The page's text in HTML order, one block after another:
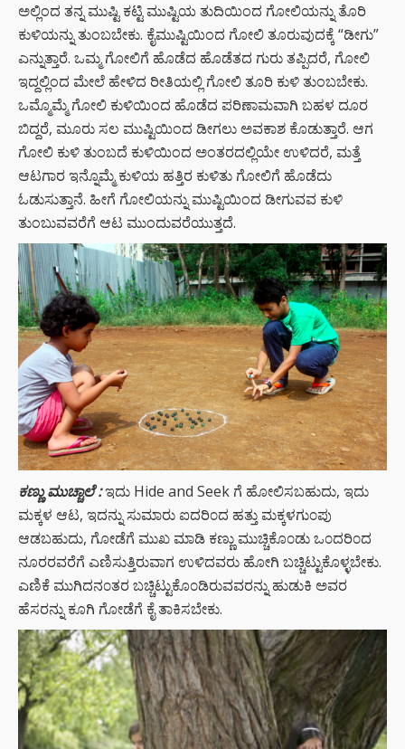
ಅಲ್ಲಿಂದ ತನ್ನ ಮುಷ್ಟಿ ಕಟ್ಟಿ ಮುಷ್ಟಿಯ ತುದಿಯಿಂದ ಗೋಲಿಯನ್ನು ತೊರಿ
ಕುಳಿಯನ್ನು ತುಂಬಬೇಕು. ಕೈಮುಷ್ಟಿಯಿಂದ ಗೋಲಿ ತೂರುವುದಕ್ಕೆ “ಡೀಗು”
ಎನ್ನುತ್ತಾರೆ. ಒಮ್ಮ ಗೋಲಿಗೆ ಹೊಡೆದ ಹೊಡೆತದ ಗುರು ತಪ್ಪಿದರೆ, ಗೋಲಿ
ಇದ್ದಲ್ಲಿಂದ ಮೇಲೆ ಹೇಳಿದ ರೀತಿಯಲ್ಲಿ ಗೋಲಿ ತೂರಿ ಕುಳಿ ತುಂಬಬೇಕು.
ಒಮ್ಮೊಮ್ಮೆ ಗೋಲಿ ಕುಳಿಯಿಂದ ಹೊಡೆದ ಪರಿಣಾಮವಾಗಿ ಬಹಳ ದೂರ
ಬಿದ್ದರೆ, ಮೂರು ಸಲ ಮುಷ್ಟಿಯಿಂದ ಡೀಗಲು ಅವಕಾಶ ಕೊಡುತ್ತಾರೆ. ಆಗ
ಗೋಲಿ ಕುಳಿ ತುಂಬದೆ ಕುಳಿಯಿಂದ ಅಂತರದಲ್ಲಿಯೇ ಉಳಿದರೆ, ಮತ್ತೆ
ಆಟಗಾರ ಇನ್ನೊಮ್ಮೆ ಕುಳಿಯ ಹತ್ತಿರ ಕುಳಿತು ಗೋಲಿಗೆ ಹೊಡೆದು
ಓಡುಸುತ್ತಾನೆ. ಹೀಗೆ ಗೋಲಿಯನ್ನು ಮುಷ್ಟಿಯಿಂದ ಡೀಗುವವ ಕುಳಿ
ತುಂಬುವವರೆಗೆ ಆಟ ಮುಂದುವರೆಯುತ್ತದೆ.
ಕಣ್ಣು ಮುಚ್ಚಾಲೆ :ಇದು Hide and Seek ಗೆ ಹೋಲಿಸಬಹುದು, ಇದು
ಮಕ್ಕಳ ಆಟ, ಇದನ್ನು ಸುಮಾರು ಐದರಿ೦ದ ಹತ್ತು ಮಕ್ಕಳಗು೦ಪು
ಆಡಬಹುದು, ಗೋಡೆಗೆ ಮುಖ ಮಾಡಿ ಕಣ್ಣು ಮುಚ್ಚಿಕೊ೦ಡು ಒ೦ದರಿ೦ದ
ನೂರರವರೆಗೆ ಎಣಿಸುತ್ತಿರುವಾಗ ಉಳಿದವರು ಹೋಗಿ ಬಚ್ಚಿಟ್ಟುಕೊಳ್ಳಬೇಕು.
ಎಣಿಕೆ ಮುಗಿದನ೦ತರ ಬಚ್ಚಿಟ್ಟುಕೊ೦ಡಿರುವವರನ್ನು ಹುಡುಕಿ ಅವರ
ಹೆಸರನ್ನು ಕೂಗಿ ಗೋಡೆಗೆ ಕೈ ತಾಕಿಸಬೇಕು.